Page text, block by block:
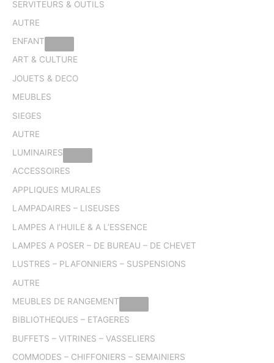
SERVITEURS & OUTILS
AUTRE
ENFANT
ART & CULTURE
JOUETS & DECO
MEUBLES
SIEGES
AUTRE
LUMINAIRES
ACCESSOIRES
APPLIQUES MURALES
LAMPADAIRES – LISEUSES
LAMPES A l’HUILE & A L’ESSENCE
LAMPES A POSER – DE BUREAU – DE CHEVET
LUSTRES – PLAFONNIERS – SUSPENSIONS
AUTRE
MEUBLES DE RANGEMENT
BIBLIOTHEQUES – ETAGERES
BUFFETS – VITRINES – VASSELIERS
COMMODES – CHIFFONIERS – SEMAINIERS